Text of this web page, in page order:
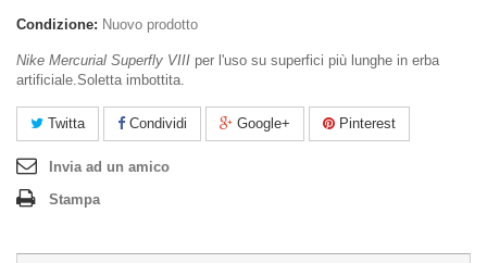
Condizione: Nuovo prodotto
Nike Mercurial Superfly VIII per l'uso su superfici più lunghe in erba
artificiale.Soletta imbottita.
Twitta Condividi Google+ Pinterest
Invia ad un amico
Stampa